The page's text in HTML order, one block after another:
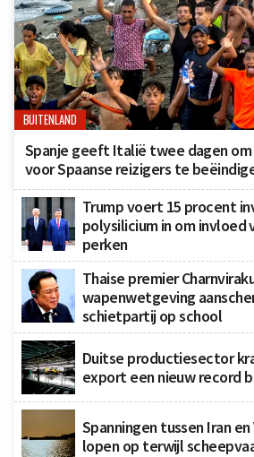
BUITENLAND
Spanje geeft Italië twee dagen
voor Spaanse reizigers te
Trump voert 15 procent
polysilicium in om invloed
perken
Thaise premier
wapenwetgeving
schietpartij op school
Duitse productiesector
export een nieuw record
Spanningen tussen Iran
lopen op terwijl